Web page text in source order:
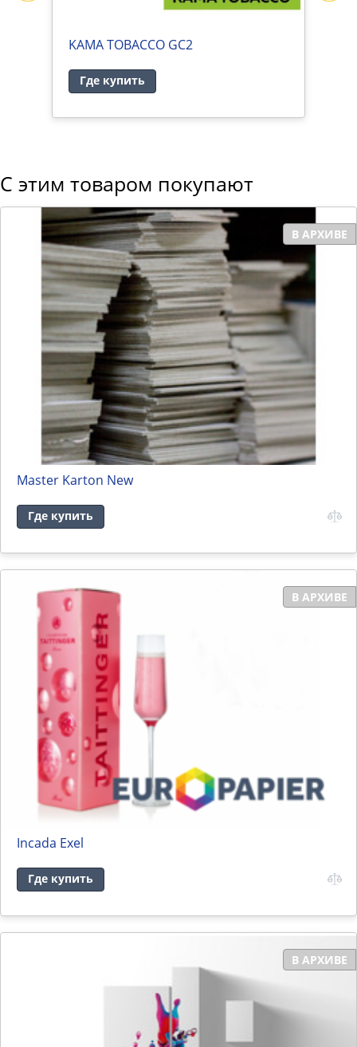
KAMA TOBACCO GC2
Где купить
С этим товаром покупают
В АРХИВЕ
Master Karton New
Где купить
В АРХИВЕ
Incada Exel
Где купить
В АРХИВЕ